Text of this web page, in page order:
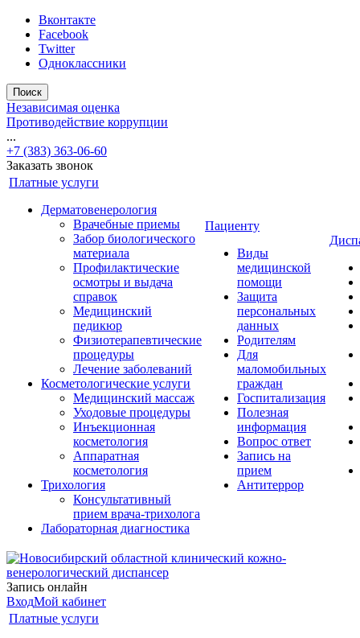
Вконтакте
Facebook
Twitter
Одноклассники
Поиск
Независимая оценка
Противодействие коррупции
...
+7 (383) 363-06-60
Заказать звонок
Платные услуги
Дерматовенерология
Врачебные приемы
Забор биологического
материала
Профилактические
осмотры и выдача
справок
Медицинский
педикюр
Физиотерапевтические
процедуры
Лечение заболеваний
Косметологические услуги
Медицинский массаж
Уходовые процедуры
Инъекционная
косметология
Аппаратная
косметология
Трихология
Консультативный
прием врача-трихолога
Лабораторная диагностика
Пациенту
Виды
медицинской
помощи
Защита
персональных
данных
Родителям
Для
маломобильных
граждан
Госпитализация
Полезная
информация
Вопрос ответ
Запись на
прием
Антитеррор
Запись онлайн
ВходМой кабинет
Платные услуги